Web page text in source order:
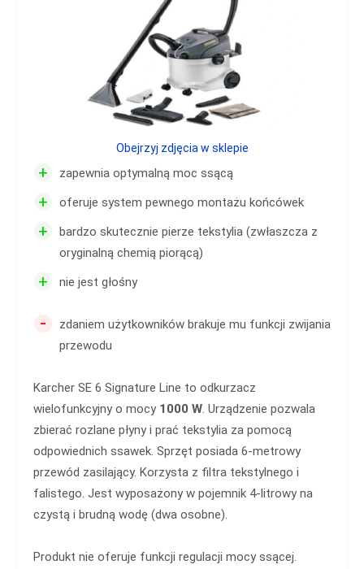
+ zapewnia optymalną moc ssącą
+ oferuje system pewnego montażu końcówek
+
bardzo skutecznie pierze tekstylia (zwłaszcza z
oryginalną chemią piorącą)
+ nie jest głośny
-
zdaniem użytkowników brakuje mu funkcji zwijania
przewodu
Karcher SE 6 Signature Line to odkurzacz
wielofunkcyjny o mocy 1000 W. Urządzenie pozwala
zbierać rozlane płyny i prać tekstylia za pomocą
odpowiednich ssawek. Sprzęt posiada 6-metrowy
przewód zasilający. Korzysta z filtra tekstylnego i
falistego. Jest wyposażony w pojemnik 4-litrowy na
czystą i brudną wodę (dwa osobne).
Produkt nie oferuje funkcji regulacji mocy ssącej.
Obejrzyj zdjęcia w sklepie